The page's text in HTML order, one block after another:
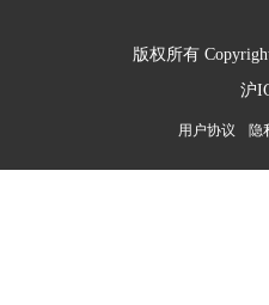
版权所有
沪
用户协议 隐